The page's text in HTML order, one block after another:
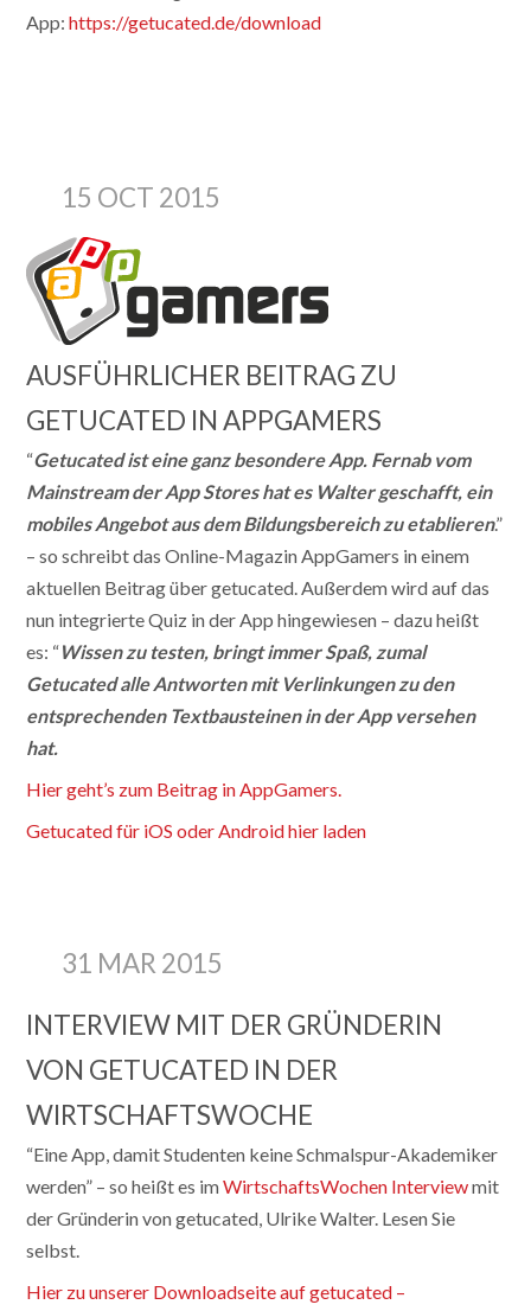
App:https://getucated.de/download
15 OCT 2015
AUSFÜHRLICHER BEITRAG ZU
GETUCATED IN APPGAMERS
“Getucated ist eine ganz besondere App. Fernab vom
Mainstream der App Stores hat es Walter geschafft, ein
mobiles Angebot aus dem Bildungsbereich zu etablieren.”
– so schreibt das Online-Magazin AppGamers in einem
aktuellen Beitrag über getucated. Außerdem wird auf das
nun integrierte Quiz in der App hingewiesen – dazu heißt
es: “Wissen zu testen, bringt immer Spaß, zumal
Getucated alle Antworten mit Verlinkungen zu den
entsprechenden Textbausteinen in der App versehen
hat.
Hier geht’s zum Beitrag in AppGamers.
Getucated für iOS oder Android hier laden
31 MAR 2015
INTERVIEW MIT DER GRÜNDERIN
VON GETUCATED IN DER
WIRTSCHAFTSWOCHE
“Eine App, damit Studenten keine Schmalspur-Akademiker
werden” – so heißt es imWirtschaftsWochen Interviewmit
der Gründerin von getucated, Ulrike Walter. Lesen Sie
selbst.
Hier zu unserer Downloadseite auf getucated –